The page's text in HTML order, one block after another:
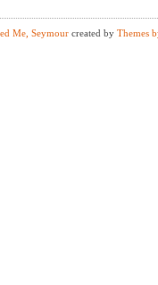
Me, Seymour created by Themes